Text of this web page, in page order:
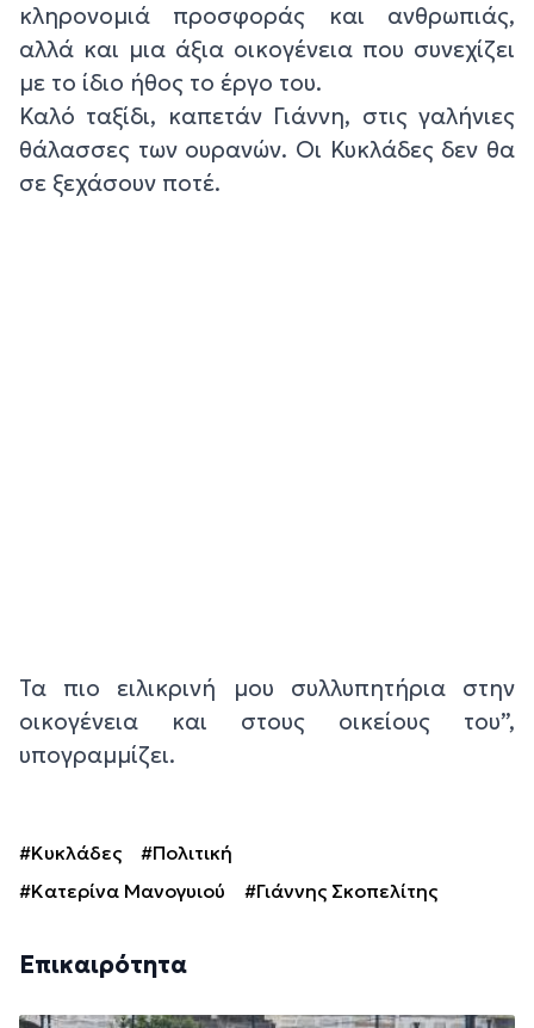
κληρονομιά προσφοράς και ανθρωπιάς,
αλλά και μια άξια οικογένεια που συνεχίζει
με το ίδιο ήθος το έργο του.
Καλό ταξίδι, καπετάν Γιάννη, στις γαλήνιες
θάλασσες των ουρανών. Οι Κυκλάδες δεν θα
σε ξεχάσουν ποτέ.
Τα πιο ειλικρινή μου συλλυπητήρια στην
οικογένεια και στους οικείους του”,
υπογραμμίζει.
#Κυκλάδες
#Πολιτική
#Κατερίνα Μανογυιού
#Γιάννης Σκοπελίτης
Επικαιρότητα